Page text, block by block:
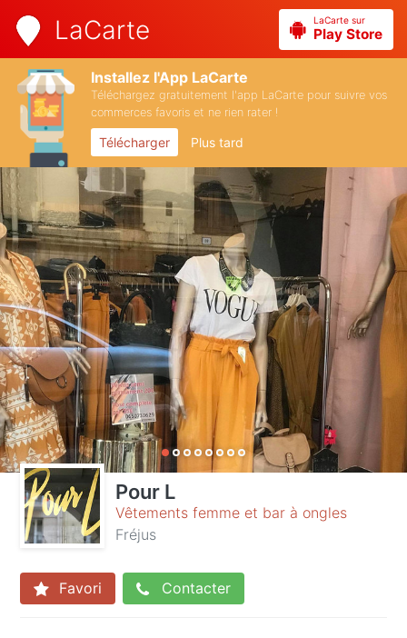
LaCarte LaCarte sur
Play Store
Installez l'App LaCarte
Téléchargez gratuitement l'app LaCarte pour suivre vos
commerces favoris et ne rien rater !
Télécharger Plus tard
Pour L
Vêtements femme et bar à ongles
Fréjus
Favori Contacter